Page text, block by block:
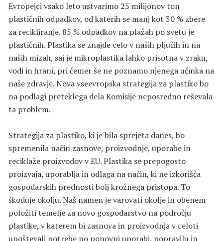
Evropejci vsako leto ustvarimo 25 milijonov ton
plastičnih odpadkov, od katerih se manj kot 30 % zbere
za recikliranje. 85 % odpadkov na plažah po svetu je
plastičnih. Plastika se znajde celo v naših pljučih in na
naših mizah, saj je mikroplastika lahko prisotna v zraku,
vodi in hrani, pri čemer še ne poznamo njenega učinka na
naše zdravje. Nova vseevropska strategija za plastiko bo
na podlagi preteklega dela Komisije neposredno reševala
ta problem.
Strategija za plastiko, ki je bila sprejeta danes, bo
spremenila način zasnove, proizvodnje, uporabe in
reciklaže proizvodov v EU. Plastika se prepogosto
proizvaja, uporablja in odlaga na način, ki ne izkorišča
gospodarskih prednosti bolj krožnega pristopa. To
škoduje okolju. Naš namen je varovati okolje in obenem
položiti temelje za novo gospodarstvo na področju
plastike, v katerem bi zasnova in proizvodnja v celoti
upoštevali potrebe po ponovni uporabi, popravilu in